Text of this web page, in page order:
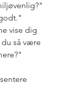
vise dig
så være